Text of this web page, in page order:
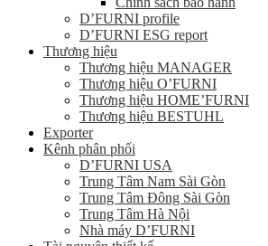
D’FURNI profile
D’FURNI ESG report
Thương hiệu
Thương hiệu MANAGER
Thương hiệu O’FURNI
Thương hiệu HOME’FURNI
Thương hiệu BESTUHL
Exporter
Kênh phân phối
D’FURNI USA
Trung Tâm Nam Sài Gòn
Trung Tâm Đông Sài Gòn
Trung Tâm Hà Nội
Nhà máy D’FURNI